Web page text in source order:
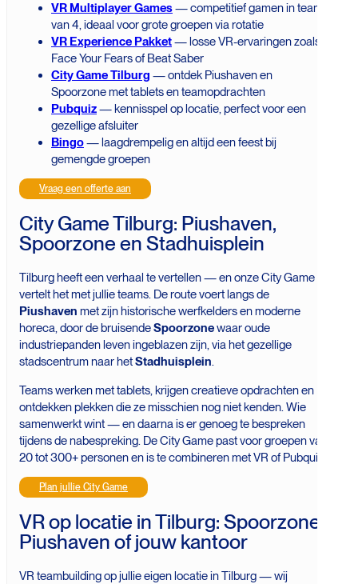
VR Multiplayer Games— competitief gamen in teams
van 4, ideaal voor grote groepen via rotatie
VR Experience Pakket— losse VR-ervaringen zoals
Face Your Fears of Beat Saber
City Game Tilburg — ontdek Piushaven en
Spoorzone met tablets en teamopdrachten
Pubquiz— kennisspel op locatie, perfect voor een
gezellige afsluiter
Bingo— laagdrempelig en altijd een feest bij
gemengde groepen
Vraag een offerte aan
City Game Tilburg: Piushaven,
Spoorzone en Stadhuisplein
Tilburg heeft een verhaal te vertellen — en onze City Game
vertelt het met jullie teams. De route voert langs de
Piushaven met zijn historische werfkelders en moderne
horeca, door de bruisendeSpoorzonewaar oude
industriepanden leven ingeblazen zijn, via het gezellige
stadscentrum naar hetStadhuisplein.
Teams werken met tablets, krijgen creatieve opdrachten en
ontdekken plekken die ze misschien nog niet kenden. Wie
samenwerkt wint — en daarna is er genoeg te bespreken
tijdens de nabespreking. De City Game past voor groepen van
20 tot 300+ personen en is te combineren met VR of Pubquiz.
Plan jullie City Game
VR op locatie in Tilburg: Spoorzone,
Piushaven of jouw kantoor
VR teambuilding op jullie eigen locatie in Tilburg — wij